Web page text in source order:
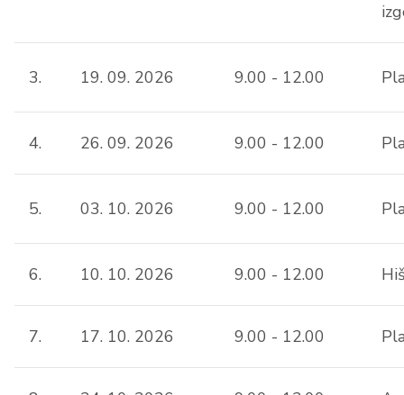
3. 19. 09. 2026 9.00 - 12.00
4. 26. 09. 2026 9.00 - 12.00
5. 03. 10. 2026 9.00 - 12.00
6. 10. 10. 2026 9.00 - 12.00
7. 17. 10. 2026 9.00 - 12.00